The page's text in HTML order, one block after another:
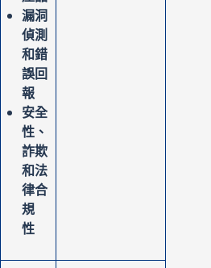
漏洞
偵測
和錯
誤回
報
安全
性、
詐欺
和法
律合
規
性